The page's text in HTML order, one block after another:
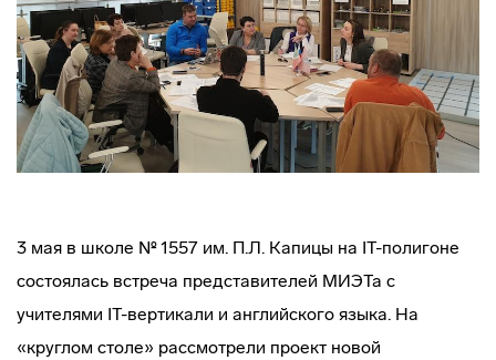
3 мая в школе № 1557 им. П.Л. Капицы на IT-полигоне
состоялась встреча представителей МИЭТа с
учителями IT-вертикали и английского языка. На
«круглом столе» рассмотрели проект новой